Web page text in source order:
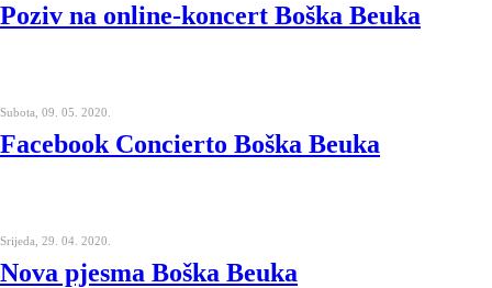
Poziv na online-koncert Boška Beuka
Subota, 09. 05. 2020.
Facebook Concierto Boška Beuka
Srijeda, 29. 04. 2020.
Nova pjesma Boška Beuka